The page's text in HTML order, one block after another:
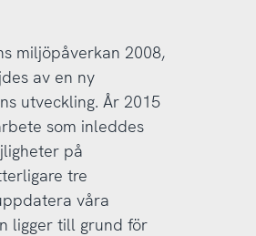
miljöpåverkan 2008,
av en ny
utveckling. År 2015
som inleddes
på
tre
våra
ligger till grund för